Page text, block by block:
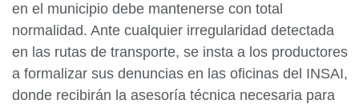
en el municipio debe mantenerse con total
normalidad. Ante cualquier irregularidad detectada
en las rutas de transporte, se insta a los productores
a formalizar sus denuncias en las oficinas del INSAI,
donde recibirán la asesoría técnica necesaria para